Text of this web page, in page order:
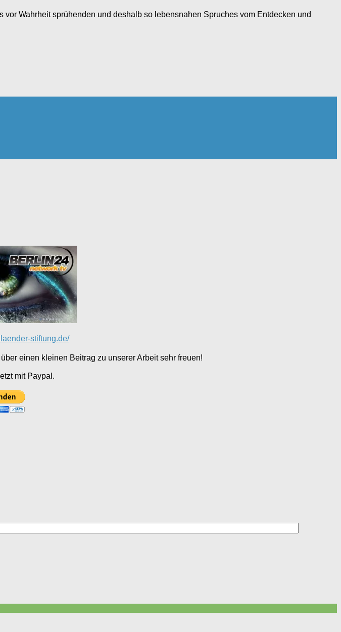
Wahrheit sprühenden und deshalb so lebensnahen Spruches vom Entdecken und
stiftung.de/
einen kleinen Beitrag zu unserer Arbeit sehr freuen!
mit Paypal.